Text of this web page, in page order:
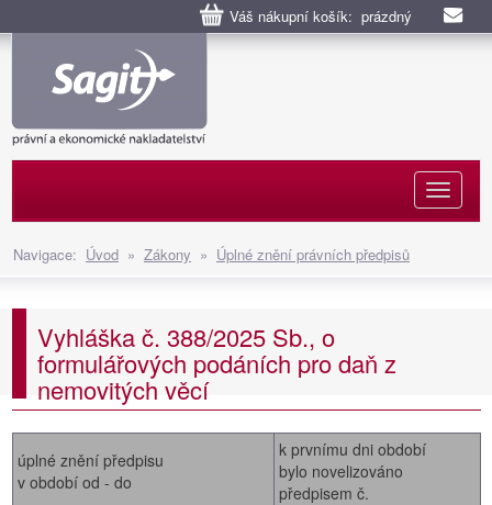
Váš nákupní košík: prázdný
Navigace: Úvod » Zákony » Úplné znění právních předpisů
Vyhláška č. 388/2025 Sb., o
formulářových podáních pro daň z
nemovitých věcí
úplné znění předpisu
v období od - do
k prvnímu dni období
bylo novelizováno
předpisem č.